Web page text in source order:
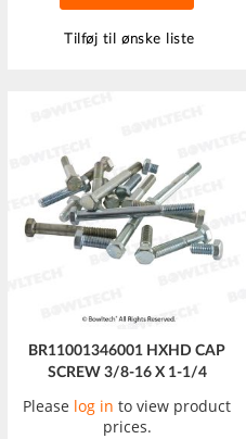
Tilføj til ønske liste
BR11001346001 HXHD CAP
SCREW 3/8-16 X 1-1/4
Please log in to view product
prices.